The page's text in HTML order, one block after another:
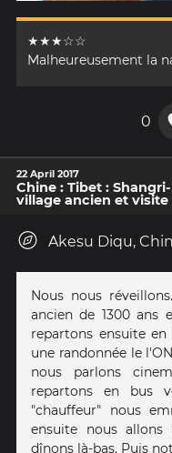
★★★☆☆
Malheureusement la
0
22 April 2017
Chine : Tibet :
village ancien et
Akesu Diqu,
Nous nous
ancien de 1300 ans
repartons ensuite
une randonnée le
nous parlons
repartons en bus
"chauffeur" nous
ensuite nous allons
dînons là-bas. Puis